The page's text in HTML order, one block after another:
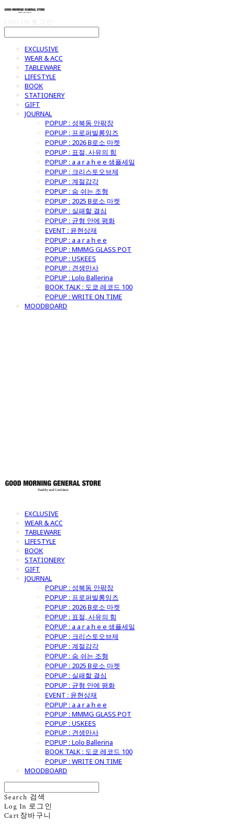
EXCLUSIVE
WEAR & ACC
TABLEWARE
LIFESTYLE
BOOK
STATIONERY
GIFT
JOURNAL
POPUP : 성북동 안팎장
POPUP : 프로퍼빌롱잉즈
POPUP : 2026 B로소 마켓
POPUP : 표절, 사유의 힘
POPUP : a a r a h e e 샘플세일
POPUP : 크리스토오브제
POPUP : 계절감각
POPUP : 숨 쉬는 조형
POPUP : 2025 B로소 마켓
POPUP : 실패할 결심
POPUP : 균형 안에 평화
EVENT : 윤현상재
POPUP : a a r a h e e
POPUP : MMMG GLASS POT
POPUP : USKEES
POPUP : 견생만사
POPUP : Lolo Ballerina
BOOK TALK : 도쿄 레코드 100
POPUP : WRITE ON TIME
MOODBOARD
EXCLUSIVE
WEAR & ACC
TABLEWARE
LIFESTYLE
BOOK
STATIONERY
GIFT
JOURNAL
POPUP : 성북동 안팎장
POPUP : 프로퍼빌롱잉즈
POPUP : 2026 B로소 마켓
POPUP : 표절, 사유의 힘
POPUP : a a r a h e e 샘플세일
POPUP : 크리스토오브제
POPUP : 계절감각
POPUP : 숨 쉬는 조형
POPUP : 2025 B로소 마켓
POPUP : 실패할 결심
POPUP : 균형 안에 평화
EVENT : 윤현상재
POPUP : a a r a h e e
POPUP : MMMG GLASS POT
POPUP : USKEES
POPUP : 견생만사
POPUP : Lolo Ballerina
BOOK TALK : 도쿄 레코드 100
POPUP : WRITE ON TIME
MOODBOARD
Search 검색
Log In 로그인
Cart 장바구니